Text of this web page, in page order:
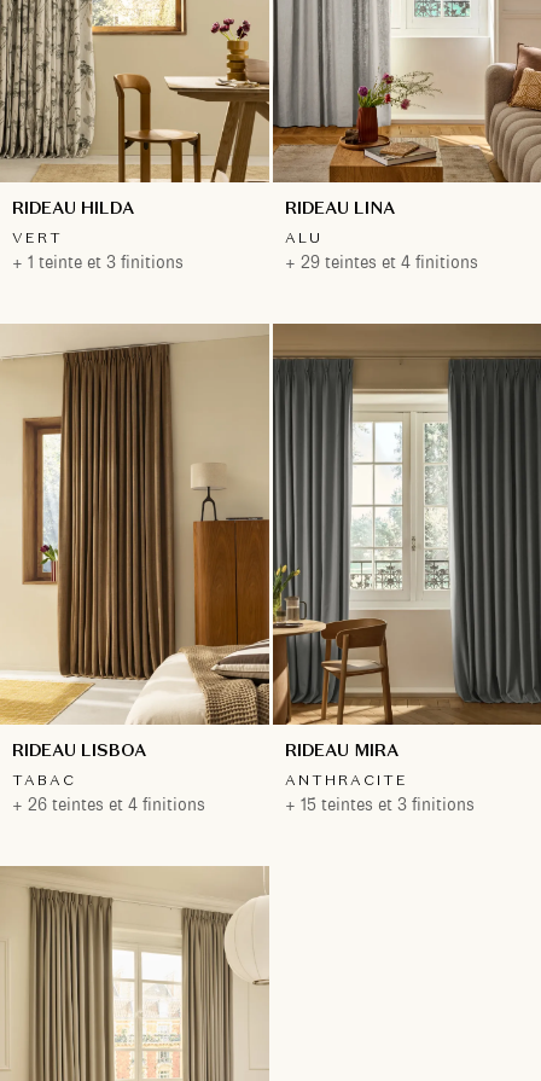
RIDEAU HILDA
VERT
+ 1 teinte et 3 finitions
RIDEAU LINA
ALU
+ 29 teintes et 4 finitions
RIDEAU LISBOA
TABAC
+ 26 teintes et 4 finitions
RIDEAU MIRA
ANTHRACITE
+ 15 teintes et 3 finitions